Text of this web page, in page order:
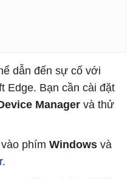
dẫn đến sự cố với
Edge. Bạn cần cài đặt
Manager và thử
phím Windows và